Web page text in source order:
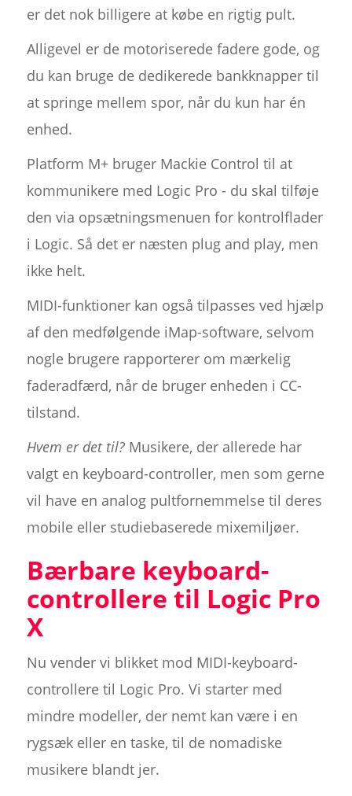
er det nok billigere at købe en rigtig pult.
Alligevel er de motoriserede fadere gode, og
du kan bruge de dedikerede bankknapper til
at springe mellem spor, når du kun har én
enhed.
Platform M+ bruger Mackie Control til at
kommunikere med Logic Pro - du skal tilføje
den via opsætningsmenuen for kontrolflader
i Logic. Så det er næsten plug and play, men
ikke helt.
MIDI-funktioner kan også tilpasses ved hjælp
af den medfølgende iMap-software, selvom
nogle brugere rapporterer om mærkelig
faderadfærd, når de bruger enheden i CC-
tilstand.
Hvem er det til?Musikere, der allerede har
valgt en keyboard-controller, men som gerne
vil have en analog pultfornemmelse til deres
mobile eller studiebaserede mixemiljøer.
Bærbare keyboard-
controllere til Logic Pro
X
Nu vender vi blikket mod MIDI-keyboard-
controllere til Logic Pro. Vi starter med
mindre modeller, der nemt kan være i en
rygsæk eller en taske, til de nomadiske
musikere blandt jer.